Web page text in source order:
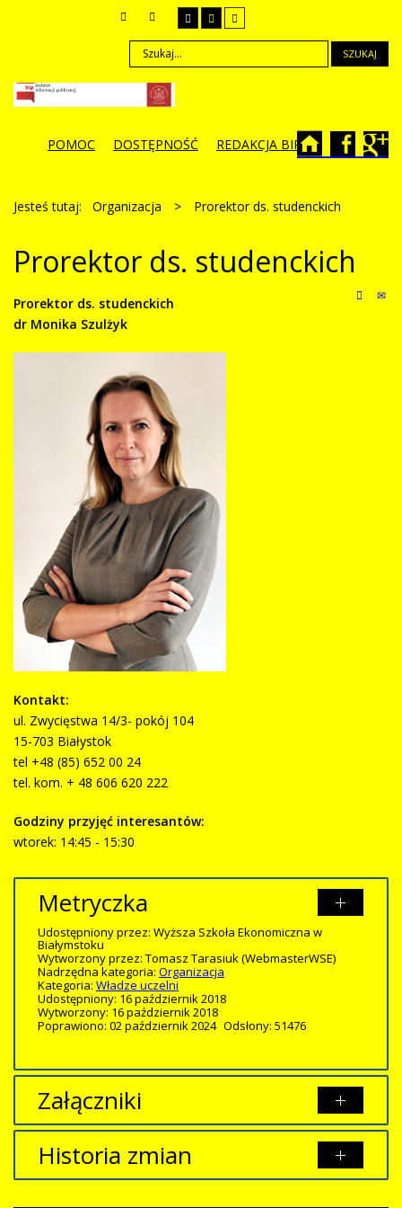
SZUKAJ
POMOC DOSTĘPNOŚĆ REDAKCJA BIP
Jesteś tutaj: Organizacja > Prorektor ds. studenckich
Prorektor ds. studenckich
Prorektor ds. studenckich
dr Monika Szulżyk
Kontakt:
ul. Zwycięstwa 14/3- pokój 104
15-703 Białystok
tel +48 (85) 652 00 24
tel. kom. + 48 606 620 222
Godziny przyjęć interesantów:
wtorek: 14:45 - 15:30
Metryczka
Udostępniony przez: Wyższa Szkoła Ekonomiczna w
Białymstoku
Wytworzony przez: Tomasz Tarasiuk(WebmasterWSE)
Nadrzędna kategoria: Organizacja
Kategoria: Władze uczelni
Udostępniony: 16 październik 2018
Wytworzony: 16 październik 2018
Poprawiono: 02 październik 2024 Odsłony: 51476
Załączniki
Brak załączników.
Historia zmian